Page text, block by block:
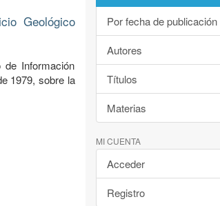
Geológico
Información
1979, sobre la
Por fecha de publicación
Autores
Títulos
Materias
MI CUENTA
Acceder
Registro